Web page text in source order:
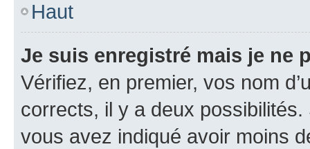
Haut
Je suis enregistré mais je ne
Vérifiez, en premier, vos nom
corrects, il y a deux
vous avez indiqué avoir moins